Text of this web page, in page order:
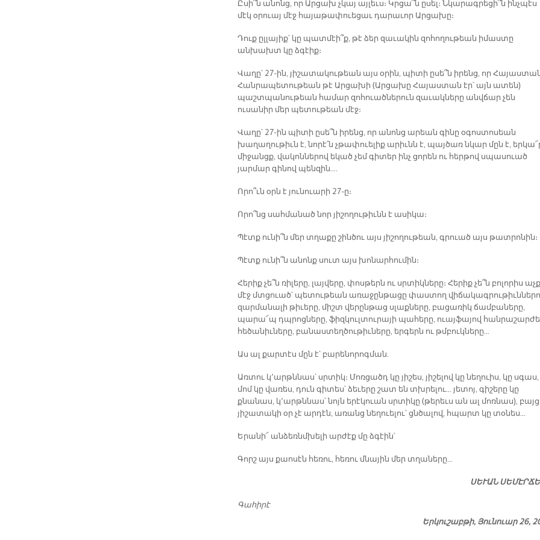
Ըսի՞ն անոնց, որ Արցախ չկայ այլեւս։ Կրցա՞ն ըսել։ Նկարագրեցի՞ն ինչպէս
մէկ օրուայ մէջ հայաթափուեցաւ դարաւոր Արցախը։
Դուք ըլլայիք՝ կը պատմէի՞ք, թէ ձեր զաւակին զոհողութեան իմաստը
անխախտ կը ձգէիք։
Վաղը՝ 27-ին, յիշատակութեան այս օրին, պիտի ըսե՞ն իրենց, որ
Հանրապետութեան թէ Արցախի (Արցախը Հայաստան էր՝ այն ատեն)
պաշտպանութեան համար զոհուածներուն զաւակները անվճար չեն
ուսանիր մեր պետութեան մէջ։
Վաղը՝ 27-ին պիտի ըսե՞ն իրենց, որ անոնց արեան գինը օգոստոսեան
խաղաղութիւն է, նորէ՛ն չթափուելիք արիւնն է, պայծառ նկար մըն է,
միջանցք, վակոններով եկած չեմ գիտեր ինչ ցորեն ու հերթով սպասուած
յարմար գինով պենզին….
Որո՞ւն օրն է յունուարի 27-ը։
Որո՞նց սահմանած նոր յիշողութիւնն է ասիկա։
Պէտք ունի՞ն մեր տղաքը շինծու այս յիշողութեան, գրուած այս թատրոնին։
Պէտք ունի՞ն անոնք սուտ այս խոնարհումին։
Հերիք չե՞ն ռիլերը, լայվերը, փոսթերն ու սրտիկները։ Հերիք չե՞ն բոլորիս
մէջ մտցուած՝ պետութեան առաջընթացը փաստող
զարմանալի թիւերը, միշտ վերընթաց սլաքները, բացառիկ ճամբաները,
պարա՜պ դպրոցները, ֆիզկուլտուրայի պահերը, ուայֆայով
հեծանիւները, բանաստեղծութիւները, երգերն ու թմբուկները…
Աս ալ քարտէս մըն է՝ բարենորոգման.
Առտու կ՚արթննաս՝ սրտիկ։ Մոռցածդ կը յիշես, յիշելով կը նեղուիս, կը սգաս,
մոմ կը վառես, դուն գիտես՝ ձեւերը շատ են տխրելու… յետոյ, գիշերը կը
քնանաս, կ՚արթննաս՝ նոյն երէկուան սրտիկը (թերեւս ան ալ մոռնաս), բայց
յիշատակի օր չէ արդէն, առանց նեղուելու՝ ցնծալով, հպարտ կը տօնես…
Երանի՜ անձեռնմխելի արժէք մը ձգէին՝
Գորշ այս քաոսէն հեռու, հեռու մնային մեր տղաները…
ՍԵՒԱՆ
Գահիրէ
Երկուշաբթի, Յունուար 26,